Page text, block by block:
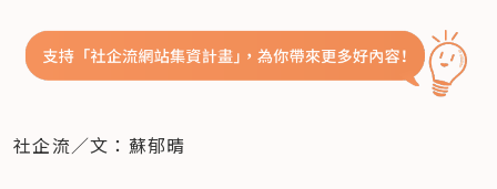
​社企流／文：蘇郁晴